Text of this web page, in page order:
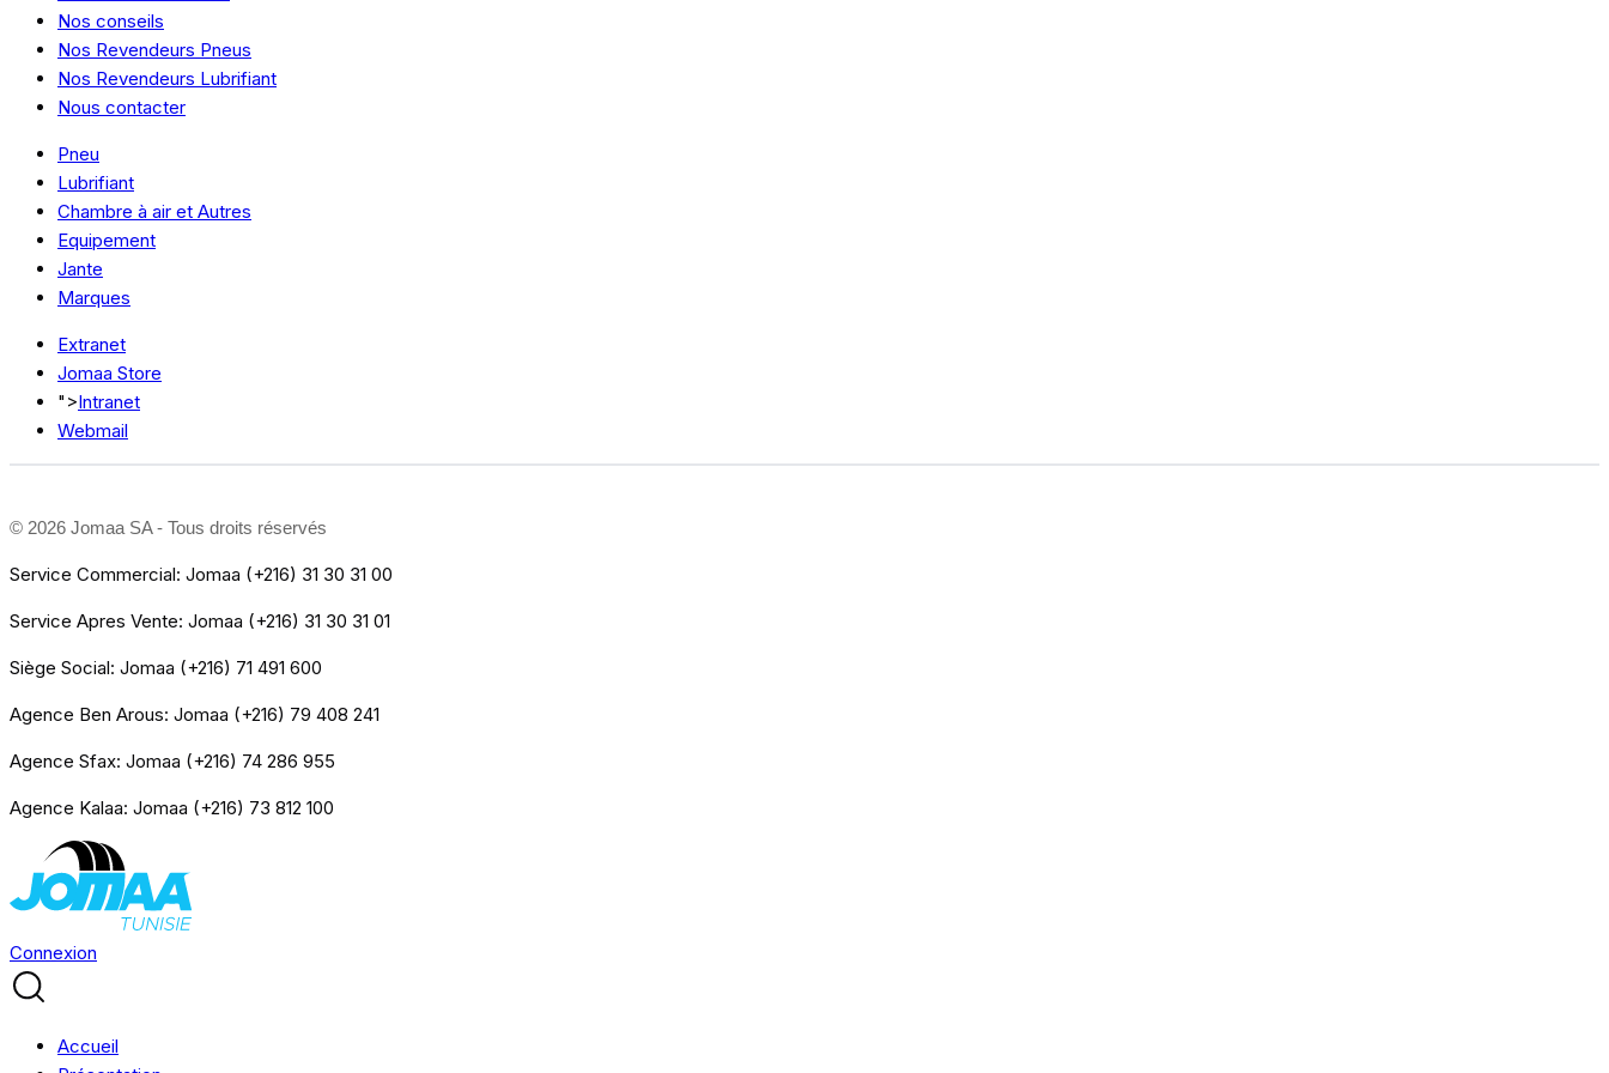
Nos conseils
Nos Revendeurs Pneus
Nos Revendeurs Lubrifiant
Nous contacter
Pneu
Lubrifiant
Chambre à air et Autres
Equipement
Jante
Marques
Extranet
Jomaa Store
">Intranet
Webmail
© 2026 Jomaa SA - Tous droits réservés
Service Commercial: Jomaa (+216) 31 30 31 00
Service Apres Vente: Jomaa (+216) 31 30 31 01
Siège Social: Jomaa (+216) 71 491 600
Agence Ben Arous: Jomaa (+216) 79 408 241
Agence Sfax: Jomaa (+216) 74 286 955
Agence Kalaa: Jomaa (+216) 73 812 100
Connexion
Accueil